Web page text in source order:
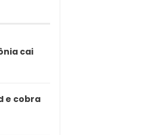
cai
e cobra